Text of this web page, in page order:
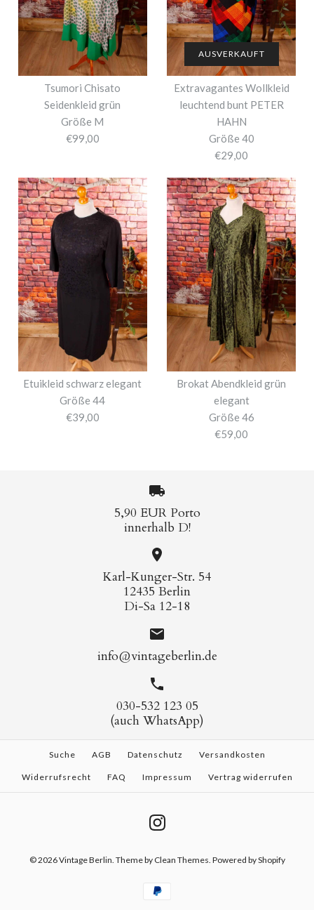
Tsumori Chisato
Seidenkleid grün
Größe M
€99,00
AUSVERKAUFT
Extravagantes Wollkleid
leuchtend bunt PETER
HAHN
Größe 40
€29,00
Etuikleid schwarz elegant
Größe 44
€39,00
Brokat Abendkleid grün
elegant
Größe 46
€59,00
5,90 EUR Porto
innerhalb D!
Karl-Kunger-Str. 54
12435 Berlin
Di-Sa 12-18
info@vintageberlin.de
030-532 123 05
(auch WhatsApp)
Suche AGB Datenschutz Versandkosten
Widerrufsrecht FAQ Impressum Vertrag widerrufen
© 2026Vintage Berlin. Theme by Clean Themes. Powered by Shopify